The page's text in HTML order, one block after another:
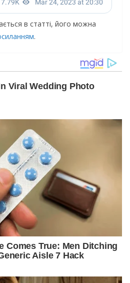
в статті, його можна
.